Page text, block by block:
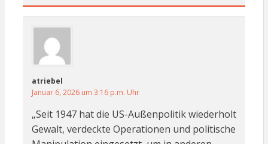
atriebel
Januar 6, 2026 um 3:16 p.m. Uhr
„Seit 1947 hat die US-Außenpolitik wiederholt
Gewalt, verdeckte Operationen und politische